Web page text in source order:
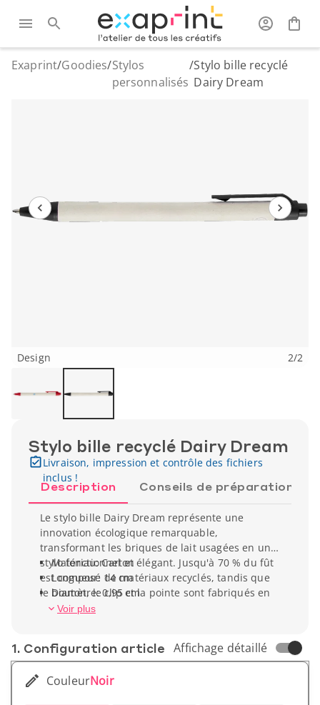
Exaprint/Goodies/Stylos
personnalisés
/Stylo bille recyclé
Dairy Dream
Design 2/2
Stylo bille recyclé Dairy Dream
Livraison, impression et contrôle des fichiers
inclus !
Description Conseils de préparation
Le stylo bille Dairy Dream représente une
innovation écologique remarquable,
transformant les briques de lait usagées en un
stylo fonctionnel et élégant. Jusqu'à 70 % du fût
est composé de matériaux recyclés, tandis que
le bouton, le clip et la pointe sont fabriqués en
plastique PLA biodégradable. Ce concept
Avec son action clic pratique, ce stylo à encre
pour les entreprises soucieuses de
Matériau: Carton
Longueur: 14 cm
Diamètre: 0,95 cm
Poids unitaire: 5,5 g
Voir plus
1. Conf­iguration article Affichage détaillé
CouleurNoir